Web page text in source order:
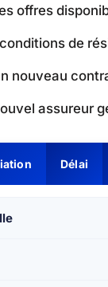
offres
de
nouveau
assureur
Délai